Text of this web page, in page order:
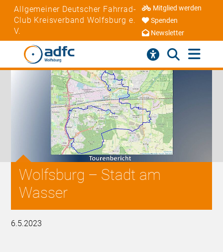
Allgemeiner Deutscher Fahrrad-
Club Kreisverband Wolfsburg e.
V.
Mitglied werden
Spenden
Newsletter
Wolfsburg – Stadt am
Wasser
6.5.2023